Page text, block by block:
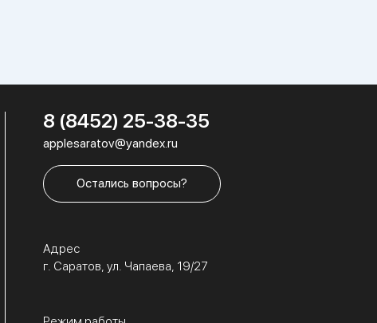
8 (8452) 25-38-35
applesaratov@yandex.ru
Остались вопросы?
Адрес
г. Саратов, ул. Чапаева, 19/27